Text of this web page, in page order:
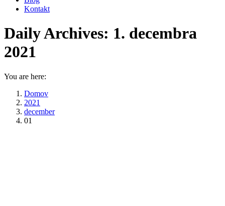
Kontakt
Daily Archives: 1. decembra
2021
You are here:
Domov
2021
december
01